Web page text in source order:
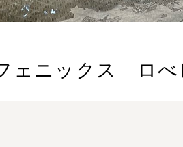
ェニックス ロべ